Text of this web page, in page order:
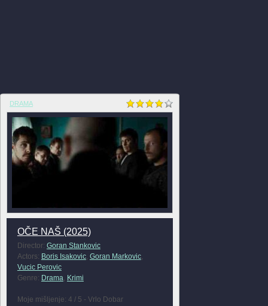
DRAMA
OČE NAŠ (2025)
Director: Goran Stankovic
Actors: Boris Isakovic, Goran Markovic,
Vucic Perovic
Genre: Drama Krimi
Moje mišljenje: 4 / 5 - Vrlo Dobar